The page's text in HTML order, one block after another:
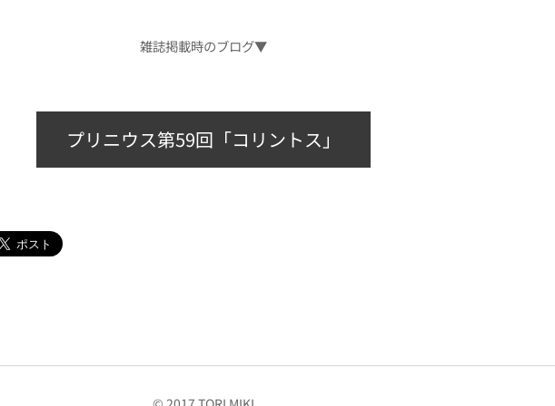
雑誌掲載時のブログ▼
プリニウス第59回「コリントス」